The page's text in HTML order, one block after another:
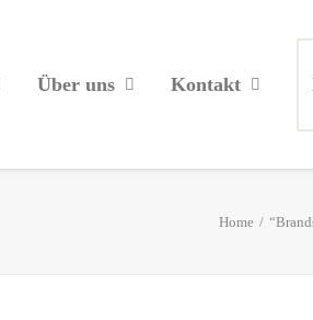
Über uns Kontakt
Home